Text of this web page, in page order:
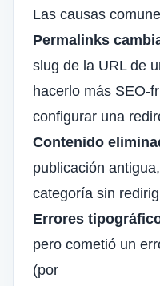
Las causas
Permalinks
slug de la URL de
hacerlo más SEO-
configurar una
Contenido
publicación
categoría sin
Errores
pero cometió un
(por